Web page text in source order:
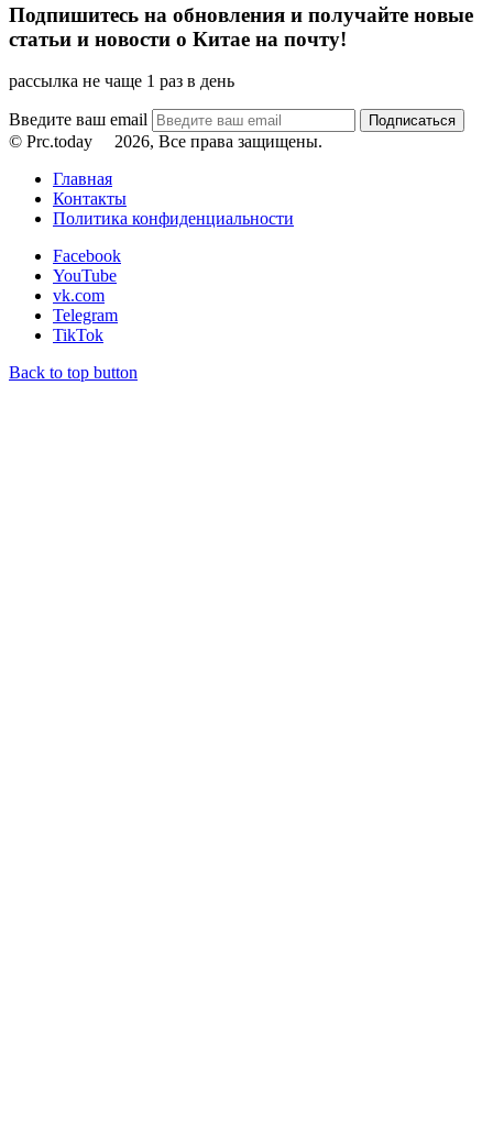
Подпишитесь на обновления и получайте новые
статьи и новости о Китае на почту!
рассылка не чаще 1 раз в день
Введите ваш email
© Prc.today
2026, Все права защищены.
Главная
Контакты
Политика конфиденциальности
Facebook
YouTube
vk.com
Telegram
TikTok
Back to top button